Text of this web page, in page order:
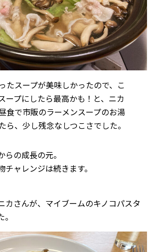
たスープが美味しかったので、こ
ープにしたら最高かも！と、ニカ
食で市販のラーメンスープのお湯
ら、少し残念なしつこさでした。
らの成長の元。
ャレンジは続きます。
カさんが、マイブームのキノコパスタ